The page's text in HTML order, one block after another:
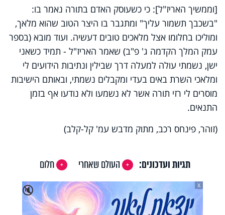
[וממשיך האריז"ל]: כי כשעוסק האדם בתורה נאמר בו:
"בשכבך תשמור עליך" ומתגבר בו היצר הטוב שהוא מלאך,
ומוליכו בחלומו אצל מלאכים טובים דעשיה. ועוד מובא (בספר
עמק המלך הקדמה ג' פ"ב) שאמר האריז"ל - תמיד כשאני
ישן, נשמתי עולה למעלה דרך שבילין ונתיבות הידועים לי
ומלאכי השרת באים בעדי ומקבלים נשמתי, ובאותם הישיבות
מוסרים לי רזי תורה אשר לא נשמעו ולא נודעו אף בזמן
התנאים.
(זוהר, פינחס רכב, מתוק מדבש עמ' קל-קלב)
תגיות ועדכונים: העולם שאחרי
חלום
🔇
X